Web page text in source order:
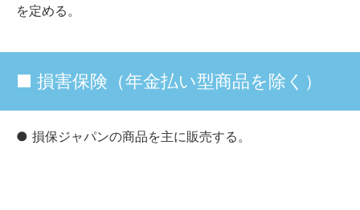
を定める。
■ 損害保険（年金払い型商品を除く）
● 損保ジャパンの商品を主に販売する。